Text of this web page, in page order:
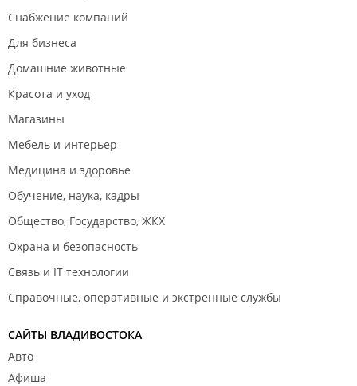
Снабжение компаний
Для бизнеса
Домашние животные
Красота и уход
Магазины
Мебель и интерьер
Медицина и здоровье
Обучение, наука, кадры
Общество, Государство, ЖКХ
Охрана и безопасность
Связь и IT технологии
Справочные, оперативные и экстренные службы
САЙТЫ ВЛАДИВОСТОКА
Авто
Афиша